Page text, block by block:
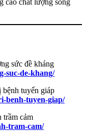
cao chất lượng sống
sức đề kháng
suc-de-khang/
tuyến giáp
benh-tuyen-giap/
trầm cảm
tram-cam/